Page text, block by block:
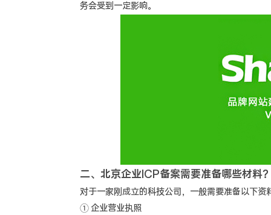
务会受到一定影响。
二、北京企业ICP备案需要准备哪些材料
对于一家刚成立的科技公司，一般需要准备以下资
① 企业营业执照